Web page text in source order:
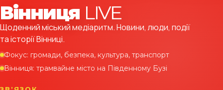
Вінниця LIVE
Щоденний міський медіаритм. Новини, люди, події
та історії Вінниці.
Фокус: громади, безпека, культура, транспорт
Вінниця: трамвайне місто на Південному Бузі